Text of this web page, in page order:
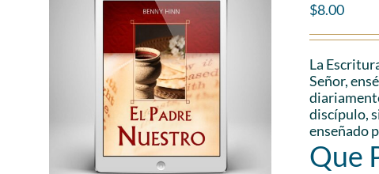
$8.00
La
Señor,
discípulo,
enseñado
Que